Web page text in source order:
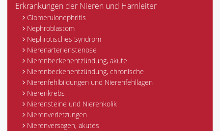
Erkrankungen der Nieren und Harnleiter
Glomerulonephritis
Nephroblastom
Nephrotisches Syndrom
Nierenarterienstenose
Nierenbeckenentzündung, akute
Nierenbeckenentzündung, chronische
Nierenfehlbildungen und Nierenfehllagen
Nierenkrebs
Nierensteine und Nierenkolik
Nierenverletzungen
Nierenversagen, akutes